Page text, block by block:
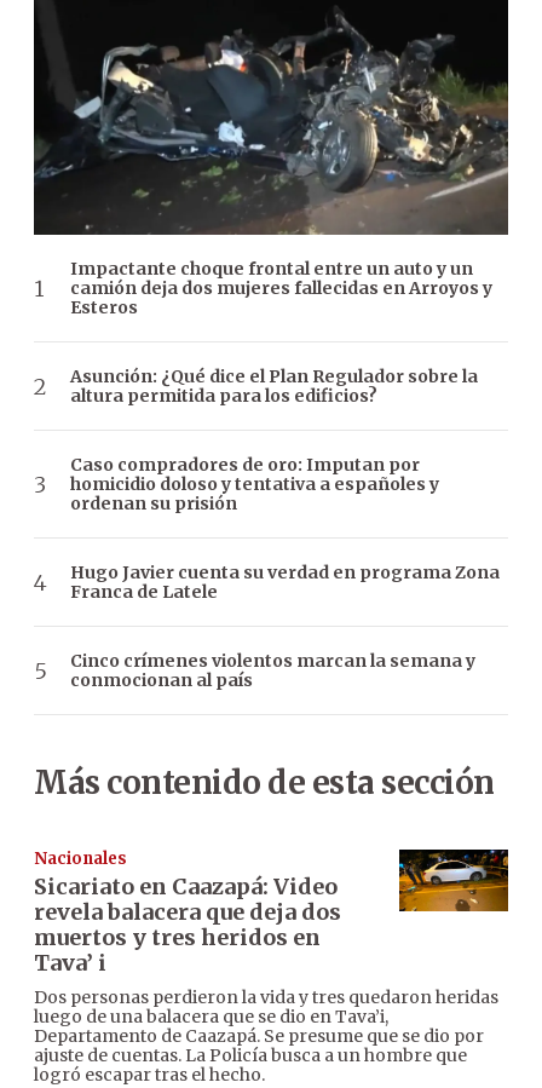
Impactante choque frontal entre un auto y un
camión deja dos mujeres fallecidas en Arroyos y
Esteros
Asunción: ¿Qué dice el Plan Regulador sobre la
altura permitida para los edificios?
Caso compradores de oro: Imputan por
homicidio doloso y tentativa a españoles y
ordenan su prisión
Hugo Javier cuenta su verdad en programa Zona
Franca de Latele
Cinco crímenes violentos marcan la semana y
conmocionan al país
Más contenido de esta sección
Nacionales
Sicariato en Caazapá: Video
revela balacera que deja dos
muertos y tres heridos en
Tava’ i
Dos personas perdieron la vida y tres quedaron heridas
luego de una balacera que se dio en Tava’i,
Departamento de Caazapá. Se presume que se dio por
ajuste de cuentas. La Policía busca a un hombre que
logró escapar tras el hecho.